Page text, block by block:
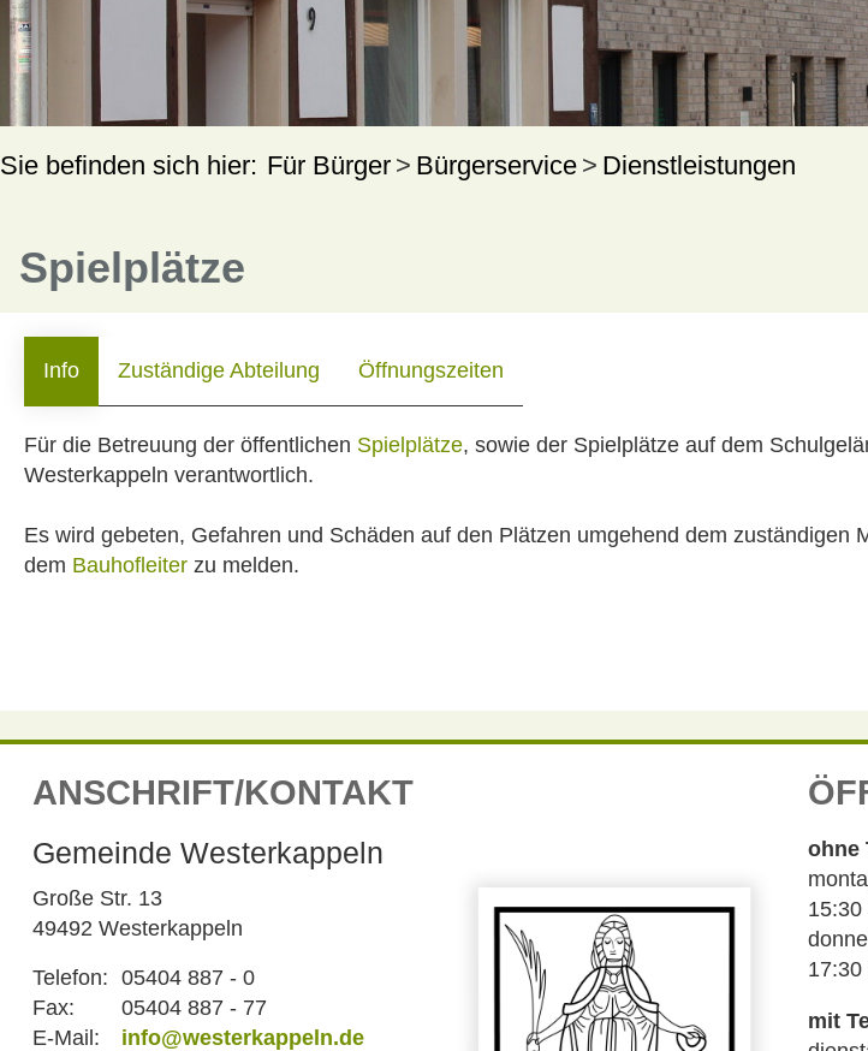
Für Bürger Bürgerservice Dienstleistungen
Spielplätze
Info Zuständige Abteilung Öffnungszeiten
Für die Betreuung der öffentlichen Spielplätze, sowie der Spielplätze auf dem
Westerkappeln verantwortlich.
Es wird gebeten, Gefahren und Schäden auf den Plätzen umgehend dem zuständigen
dem Bauhofleiter zu melden.
ANSCHRIFT/KONTAKT
Gemeinde Westerkappeln
Große Str. 13
49492 Westerkappeln
Telefon: 05404 887 - 0
Fax:
05404 887 - 77
E-Mail:
info@westerkappeln.de
ohne
15:30
17:30
mit